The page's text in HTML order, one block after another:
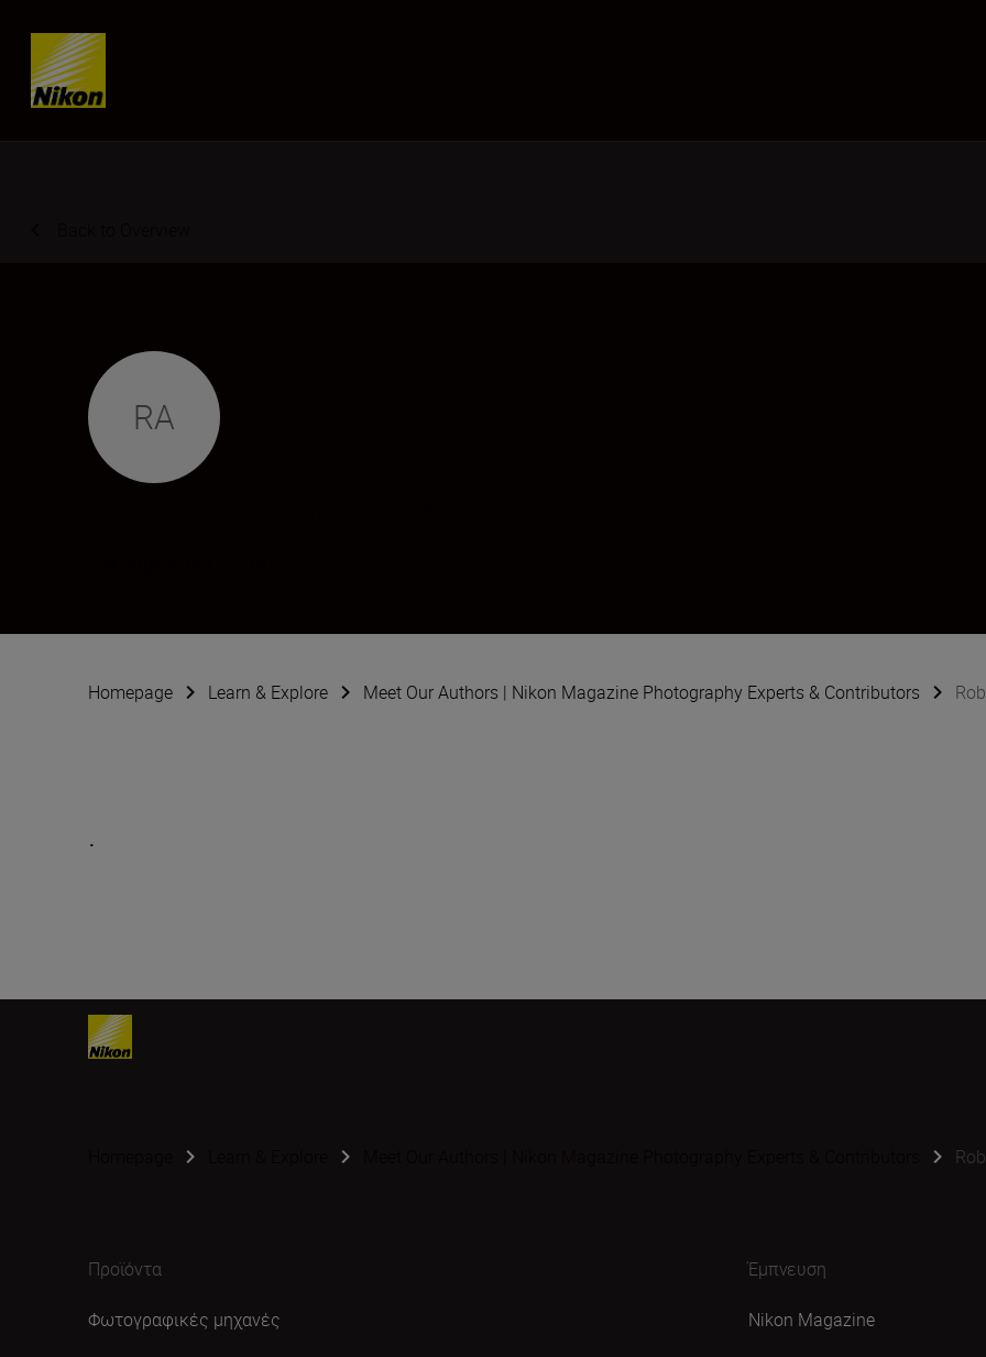
Skip content
RA
Homepage Learn & Explore Meet Our Authors | Nikon Magazine Photography Experts & Contributors
.
Προϊόντα
Φωτογραφικές μηχανές
Έμπνευση
Nikon Magazine